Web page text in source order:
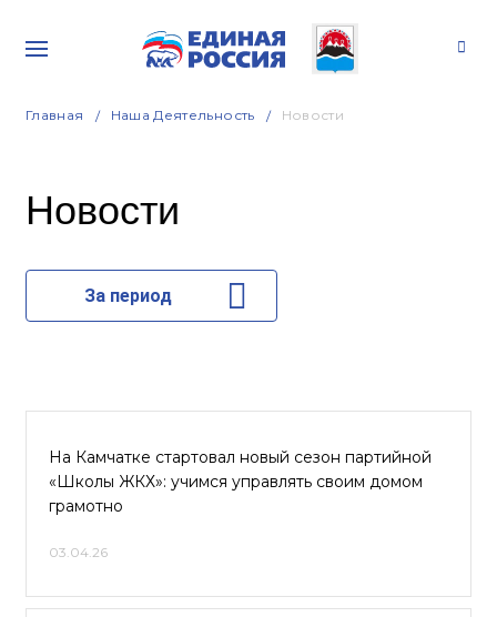
Главная Наша Деятельность Новости
Новости
За период
На Камчатке стартовал новый сезон партийной
«Школы ЖКХ»: учимся управлять своим домом
грамотно
03.04.26